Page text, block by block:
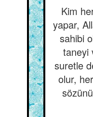
Kim
yapar,
sahibi
taneyi
suretle
olur,